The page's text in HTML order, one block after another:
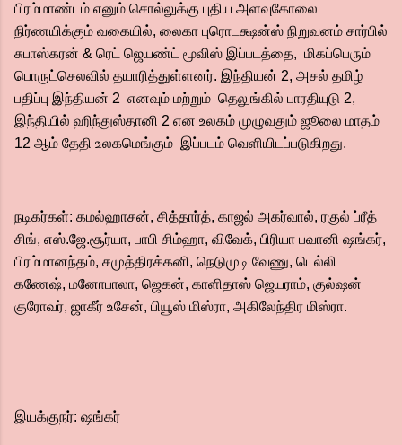
பிரம்மாண்டம் எனும் சொல்லுக்கு புதிய அளவுகோலை
நிர்ணயிக்கும் வகையில், லைகா புரொடக்ஷன்ஸ் நிறுவனம் சார்பில்
சுபாஸ்கரன் & ரெட் ஜெயண்ட் மூவிஸ் இப்படத்தை, மிகப்பெரும்
பொருட்செலவில் தயாரித்துள்ளனர். இந்தியன் 2, அசல் தமிழ்
பதிப்பு இந்தியன் 2 எனவும் மற்றும் தெலுங்கில் பாரதியுடு 2,
இந்தியில் ஹிந்துஸ்தானி 2 என உலகம் முழுவதும் ஜூலை மாதம்
12 ஆம் தேதி உலகமெங்கும் இப்படம் வெளியிடப்படுகிறது.
நடிகர்கள்: கமல்ஹாசன், சித்தார்த், காஜல் அகர்வால், ரகுல் ப்ரீத்
சிங், எஸ்.ஜே.சூர்யா, பாபி சிம்ஹா, விவேக், பிரியா பவானி ஷங்கர்,
பிரம்மானந்தம், சமுத்திரக்கனி, நெடுமுடி வேணு, டெல்லி
கணேஷ், மனோபாலா, ஜெகன், காளிதாஸ் ஜெயராம், குல்ஷன்
குரோவர், ஜாகீர் உசேன், பியூஸ் மிஸ்ரா, அகிலேந்திர மிஸ்ரா.
இயக்குநர்: ஷங்கர்